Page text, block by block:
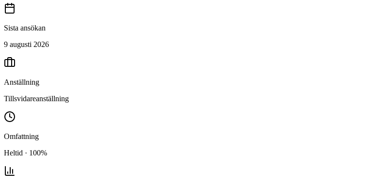
Sista ansökan
9 augusti 2026
Anställning
Tillsvidareanställning
Omfattning
Heltid · 100%